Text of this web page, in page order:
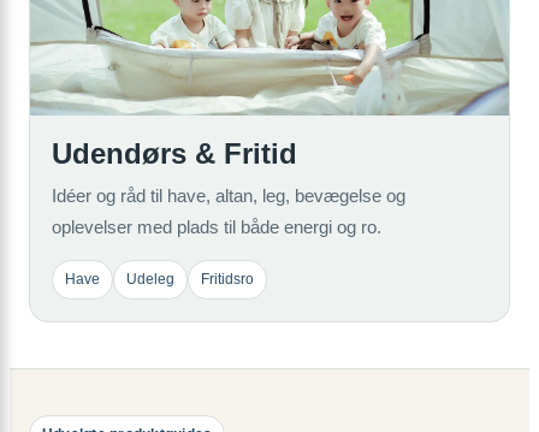
Udendørs & Fritid
Idéer og råd til have, altan, leg, bevægelse og
oplevelser med plads til både energi og ro.
Have Udeleg Fritidsro